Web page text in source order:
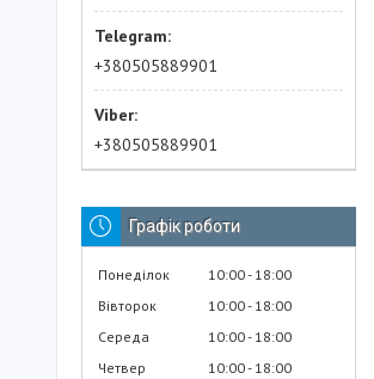
+380505889901
+380505889901
Графік роботи
Понеділок 10:00 18:00
Вівторок
10:00 18:00
Середа
10:00 18:00
Четвер
10:00 18:00